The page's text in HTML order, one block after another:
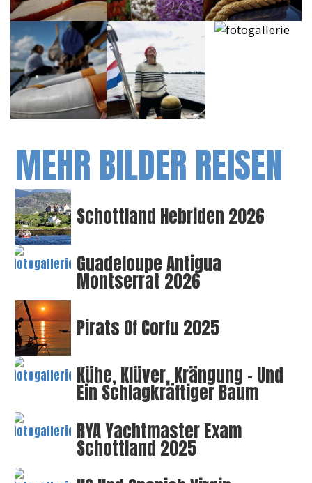
MEHR BILDER REISEN
Schottland Hebriden 2026
Guadeloupe Antigua
Montserrat 2026
Pirats Of Corfu 2025
Kühe, Klüver, Krängung – Und
Ein Schlagkräftiger Baum
RYA Yachtmaster Exam
Schottland 2025